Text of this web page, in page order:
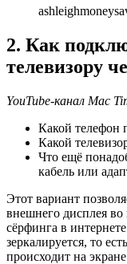
2. Как
телевизору
YouTube-канал Mac
Какой телефон
Какой
Что ещё
кабель или
Этот вариант
внешнего дисплея
сёрфинга в
зеркалируется, то
происходит на